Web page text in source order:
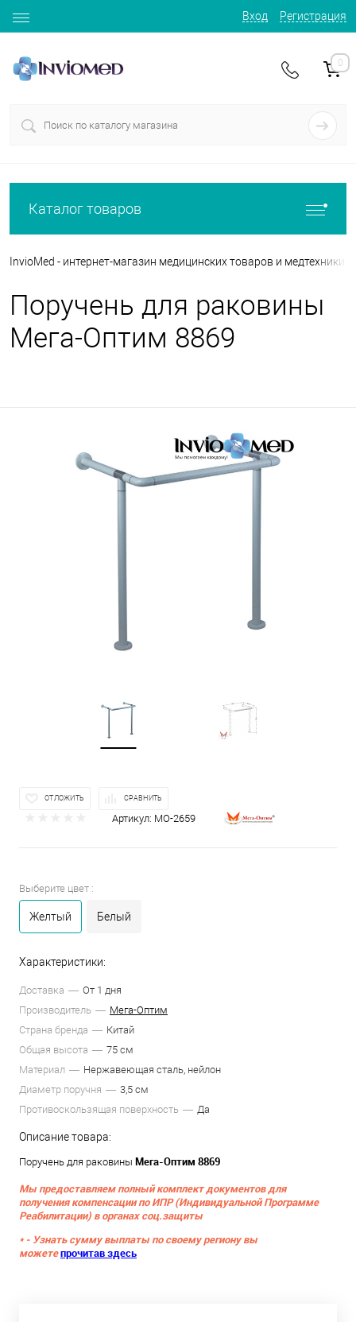
Вход Регистрация
0
Каталог товаров
InvioMed - интернет-магазин медицинских товаров и медтехники
Поручень для раковины
Мега-Оптим 8869
ОТЛОЖИТЬ СРАВНИТЬ
Артикул: МО-2659
Выберите цвет :
Желтый Белый
Характеристики:
Доставка
От 1 дня
Производитель
Мега-Оптим
Страна бренда
Китай
Общая высота
75 см
Материал
Нержавеющая сталь, нейлон
Диаметр поручня
3,5 см
Противоскользящая поверхность
Да
Описание товара:
Поручень для раковины Мега-Оптим 8869
Мы предоставляем полный комплект документов для
получения компенсации по ИПР (Индивидуальной Программе
Реабилитации) в органах соц.защиты
* - Узнать сумму выплаты по своему региону вы
можетепрочитав здесь